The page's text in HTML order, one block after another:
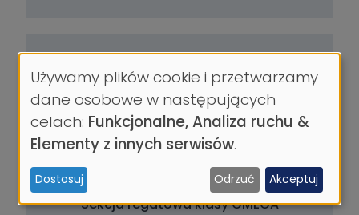
Morska Sekcja Regatowa Twins
Sekcja regatowa klasy OMEGA
Wykorzystanie
danych
osobowych
i
ciasteczek
Używamy plików cookie i przetwarzamy
dane osobowe w następujących
celach: Funkcjonalne, Analiza ruchu &
Elementy z innych serwisów.
Dostosuj Odrzuć Akceptuj